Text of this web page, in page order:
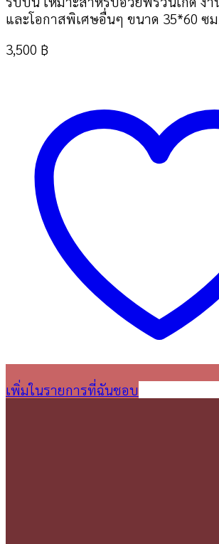
และโอกาสพิเศษอื่นๆ ขนาด 35*60 ซ
3,500 ฿
เพิ่มในรายการที่ฉันชอบ